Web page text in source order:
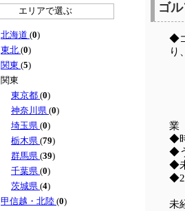
エリアで選ぶ
北海道 (0)
東北 (0)
関東 (5)
関東
東京都 (0)
神奈川県 (0)
埼玉県 (0)
栃木県 (79)
群馬県 (39)
千葉県 (0)
茨城県 (4)
甲信越・北陸 (0)
ゴ
◆
り
◆
◆
◆
未